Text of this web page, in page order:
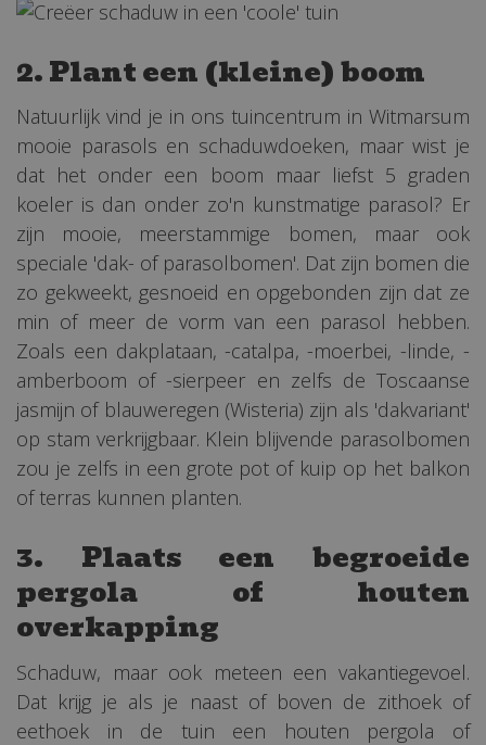
2. Plant een (kleine) boom
Natuurlijk vind je in ons tuincentrum in Witmarsum
mooie parasols en schaduwdoeken, maar wist je
dat het onder een boom maar liefst 5 graden
koeler is dan onder zo'n kunstmatige parasol? Er
zijn mooie, meerstammige bomen, maar ook
speciale 'dak- of parasolbomen'. Dat zijn bomen die
zo gekweekt, gesnoeid en opgebonden zijn dat ze
min of meer de vorm van een parasol hebben.
Zoals een dakplataan, -catalpa, -moerbei, -linde, -
amberboom of -sierpeer en zelfs de Toscaanse
jasmijn of blauweregen (Wisteria) zijn als 'dakvariant'
op stam verkrijgbaar. Klein blijvende parasolbomen
zou je zelfs in een grote pot of kuip op het balkon
of terras kunnen planten.
3. Plaats een begroeide
pergola of houten
overkapping
Schaduw, maar ook meteen een vakantiegevoel.
Dat krijg je als je naast of boven de zithoek of
eethoek in de tuin een houten pergola of